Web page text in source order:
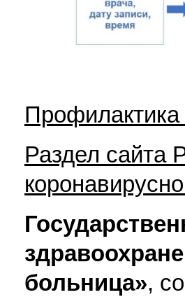
Профилактика
Раздел сайта
больница»,